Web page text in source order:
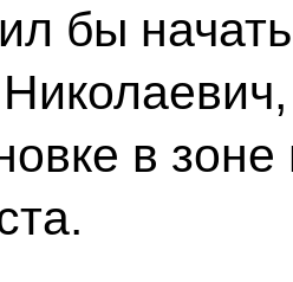
бы
в